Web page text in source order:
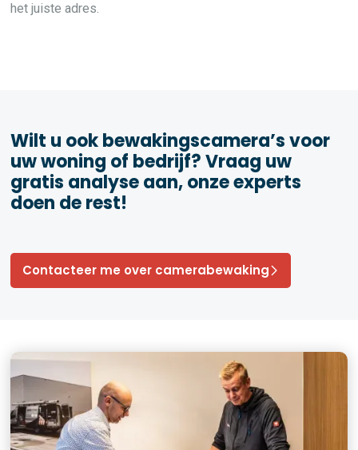
het juiste adres.
Wilt u ook bewakingscamera’s voor
uw woning of bedrijf? Vraag uw
gratis analyse aan, onze experts
doen de rest!
Contacteer me over camerabewaking